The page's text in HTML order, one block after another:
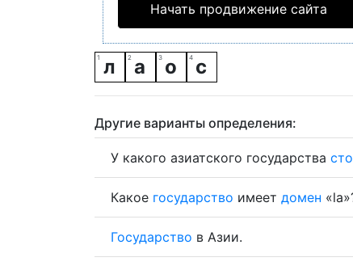
Начать продвижение сайта
л а о с
Другие варианты определения:
У какого азиатского государства
Какое государство имеет домен
Государство в Азии.